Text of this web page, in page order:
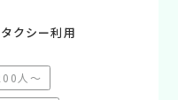
クシー利用
人～
（非推奨）